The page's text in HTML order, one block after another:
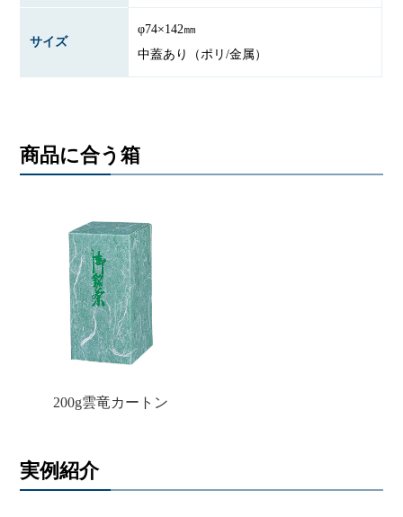
サイズ
φ74×142㎜
中蓋あり（ポリ/金属）
商品に合う箱
200g雲竜カートン
実例紹介